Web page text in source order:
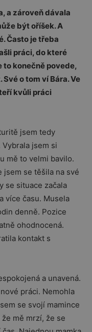
a zároveň dávala
být oříšek. A
Často je třeba
práci, do které
to konečně povede,
o tom ví Bára. Ve
kvůli práci
jsem tedy
jsem si
mě to velmi bavilo.
jsem se těšila na své
se situace začala
více času. Musela
denně. Pozice
ohodnocená.
kontakt s
a unavená.
práci. Nemohla
se svojí mamince
mě mrzí, že se